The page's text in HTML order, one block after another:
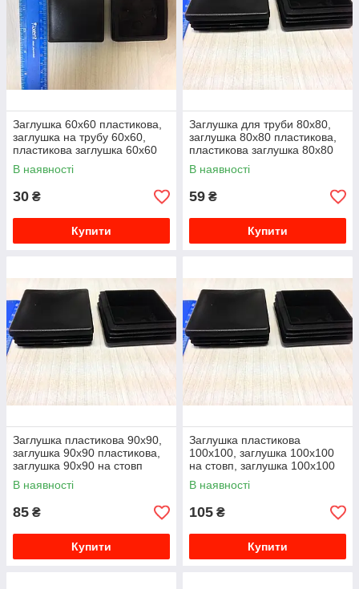
Заглушка 60х60 пластикова,
заглушка на трубу 60х60,
пластикова заглушка 60х60
В наявності
30 ₴
Купити
Заглушка для труби 80х80,
заглушка 80х80 пластикова,
пластикова заглушка 80х80
В наявності
59 ₴
Купити
Заглушка пластикова 90х90,
заглушка 90х90 пластикова,
заглушка 90х90 на стовп
В наявності
85 ₴
Купити
Заглушка пластикова
100х100, заглушка 100х100
на стовп, заглушка 100х100
пластикова внутрішня
В наявності
105 ₴
Купити